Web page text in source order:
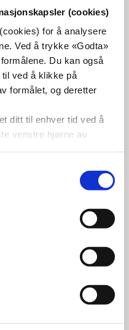
(cookies)
for å analysere
Ved å trykke «Godta»
Du kan også
ved å klikke på
formålet, og deretter
ditt til enhver tid ved å
venstre hjørne av